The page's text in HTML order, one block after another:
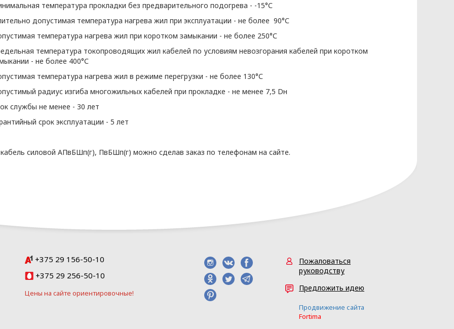
температура прокладки без предварительного подогрева - -15°С
допустимая температура нагрева жил при эксплуатации - не более 90°С
температура нагрева жил при коротком замыкании - не более 250°С
температура токопроводящих жил кабелей по условиям невозгорания кабелей при коротком
- не более 400°С
температура нагрева жил в режиме перегрузки - не более 130°С
радиус изгиба многожильных кабелей при прокладке - не менее 7,5 Dн
службы не менее - 30 лет
срок эксплуатации - 5 лет
силовой АПвБШп(г), ПвБШп(г) можно сделав заказ по телефонам на сайте.
+375 29 156-50-10
+375 29 256-50-10
Цeны нa caйтe opиeнтиpoвoчные!
Пожаловаться
руководству
Предложить идею
Продвижение сайта
Fortima
обработки и защиты персональных данных разрабатываются на основании
данных ООО «ЭлектроКабельКомплект».
отношений
данных
в отношении обработки персональных данных основывается на следующих
N 455-З «Об информации,
Беларусь.
Политики в отношении защиты персональных данных разрабатывает
при обработке
данные (Приложение 2);
направленные на
персональных данных.